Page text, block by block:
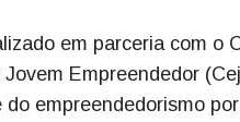
em parceria com o
Empreendedor
empreendedorismo